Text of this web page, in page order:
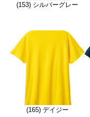
(153) シルバーグレー
(165) デイジー